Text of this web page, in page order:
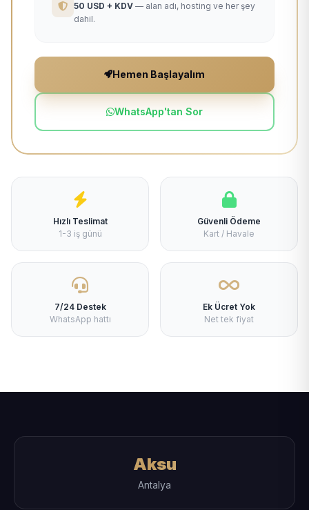
50 USD + KDV — alan adı, hosting ve her şey
dahil.
Hemen Başlayalım
WhatsApp'tan Sor
Hızlı Teslimat
1-3 iş günü
Güvenli Ödeme
Kart / Havale
7/24 Destek
WhatsApp hattı
Ek Ücret Yok
Net tek fiyat
Aksu
Antalya